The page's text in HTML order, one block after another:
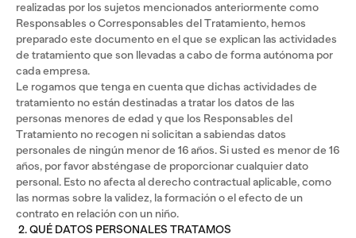
realizadas por los sujetos mencionados anteriormente como
Responsables o Corresponsables del Tratamiento, hemos
preparado este documento en el que se explican las actividades
de tratamiento que son llevadas a cabo de forma autónoma por
cada empresa.
Le rogamos que tenga en cuenta que dichas actividades de
tratamiento no están destinadas a tratar los datos de las
personas menores de edad y que los Responsables del
Tratamiento no recogen ni solicitan a sabiendas datos
personales de ningún menor de 16 años. Si usted es menor de 16
años, por favor absténgase de proporcionar cualquier dato
personal. Esto no afecta al derecho contractual aplicable, como
las normas sobre la validez, la formación o el efecto de un
contrato en relación con un niño.
2. QUÉ DATOS PERSONALES TRATAMOS